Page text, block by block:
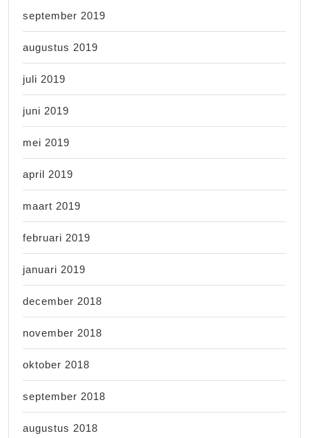
september 2019
augustus 2019
juli 2019
juni 2019
mei 2019
april 2019
maart 2019
februari 2019
januari 2019
december 2018
november 2018
oktober 2018
september 2018
augustus 2018